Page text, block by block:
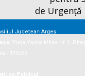
de Urgență
Județean Argeș